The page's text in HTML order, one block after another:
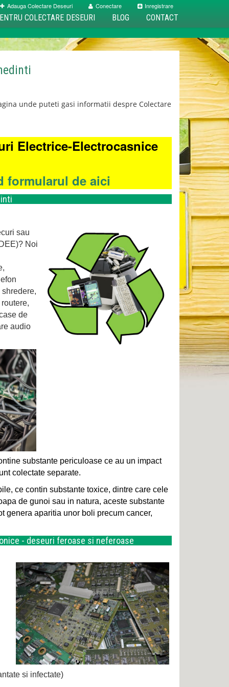
Adauga Colectare Deseuri Conectare Inregistrare
COLECTARE DESEURI BLOG CONTACT
unde puteti gasi informatii despre Colectare
Electrice-Electrocasnice
formularul de aici
sau
Noi
de
audio
substante periculoase ce au un impact
colectate separate.
ce contin substante toxice, dintre care cele
de gunoi sau in natura, aceste substante
genera aparitia unor boli precum cancer,
- deseuri feroase si neferoase
si infectate)